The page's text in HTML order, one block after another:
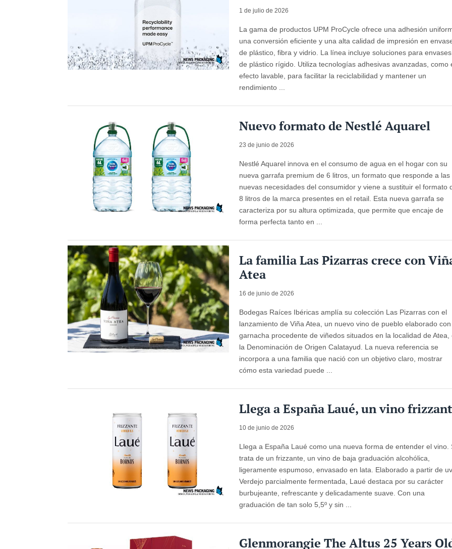
1 de julio de 2026
La gama de productos UPM ProCycle ofrece una adhesión
una conversión eficiente y una alta calidad de impresión en
de plástico, fibra y vidrio. La línea incluye soluciones para envases
de plástico rígido. Utiliza tecnologías adhesivas avanzadas, como
efecto lavable, para facilitar la reciclabilidad y mantener un
rendimiento ...
Nuevo formato de Nestlé Aquarel
23 de junio de 2026
Nestlé Aquarel innova en el consumo de agua en el hogar con su
nueva garrafa premium de 6 litros, un formato que responde a las
nuevas necesidades del consumidor y viene a sustituir el formato
8 litros de la marca presentes en el retail. Esta nueva garrafa se
caracteriza por su altura optimizada, que permite que encaje de
forma perfecta tanto en ...
La familia Las Pizarras crece con
Atea
16 de junio de 2026
Bodegas Raíces Ibéricas amplía su colección Las Pizarras con el
lanzamiento de Viña Atea, un nuevo vino de pueblo elaborado con
garnacha procedente de viñedos situados en la localidad de Atea,
la Denominación de Origen Calatayud. La nueva referencia se
incorpora a una familia que nació con un objetivo claro, mostrar
cómo esta variedad puede ...
Llega a España Laué, un vino
10 de junio de 2026
Llega a España Laué como una nueva forma de entender el vino.
trata de un frizzante, un vino de baja graduación alcohólica,
ligeramente espumoso, envasado en lata. Elaborado a partir de
Verdejo parcialmente fermentada, Laué destaca por su carácter
burbujeante, refrescante y delicadamente suave. Con una
graduación de tan solo 5,5º y sin ...
Glenmorangie The Altus 25 Years